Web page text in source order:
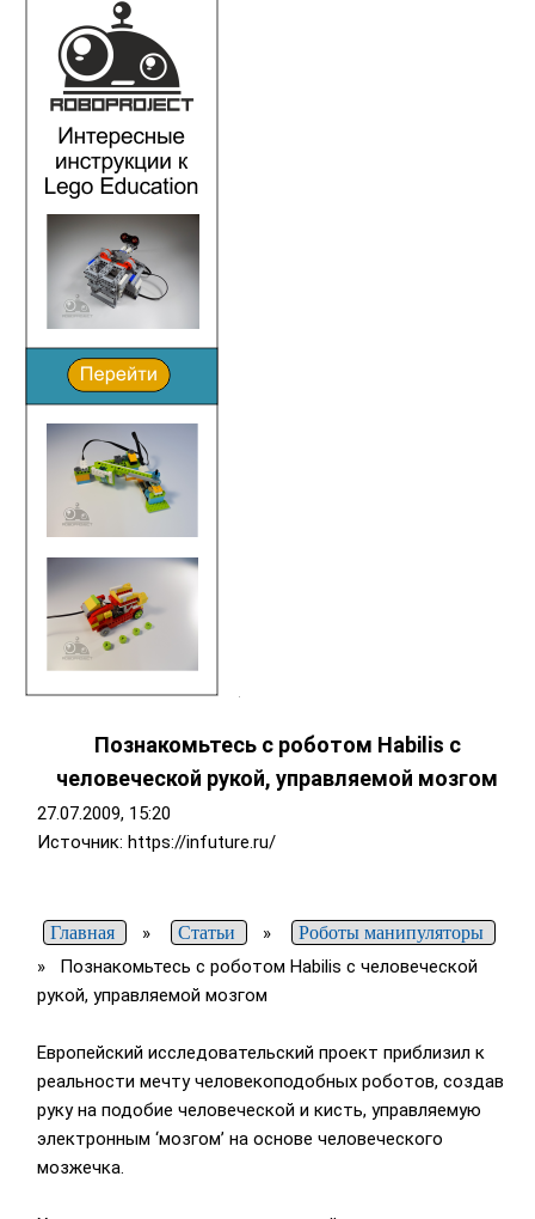
Познакомьтесь с роботом Habilis с
человеческой рукой, управляемой мозгом
27.07.2009, 15:20
Источник: https://infuture.ru/
Главная » Статьи » Роботы манипуляторы
» Познакомьтесь с роботом Habilis с человеческой
рукой, управляемой мозгом
Европейский исследовательский проект приблизил к
реальности мечту человекоподобных роботов, создав
руку на подобие человеческой и кисть, управляемую
электронным ‘мозгом’ на основе человеческого
мозжечка.